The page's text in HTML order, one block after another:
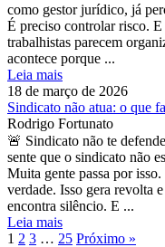
como gestor jurídico, já
É preciso controlar risco.
trabalhistas parecem
acontece porque ...
Leia mais
18 de março de 2026
Sindicato não atua: o que
Rodrigo Fortunato
🚨 Sindicato não te
sente que o sindicato não
Muita gente passa por
verdade. Isso gera revolta
encontra silêncio. E ...
Leia mais
1 2 3 … 25 Próximo »